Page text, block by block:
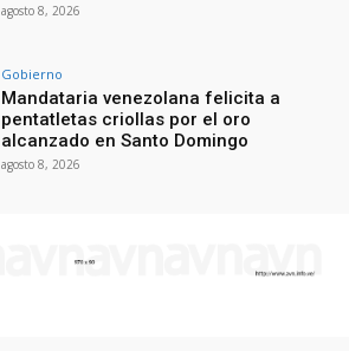
agosto 8, 2026
Gobierno
Mandataria venezolana felicita a
pentatletas criollas por el oro
alcanzado en Santo Domingo
agosto 8, 2026